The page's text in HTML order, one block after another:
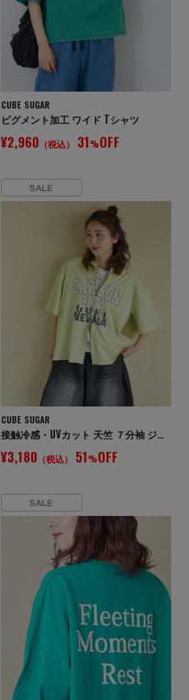
CUBE SUGAR
ピグメント加工 ワイド Tシャツ
¥2,960（税込） 31%OFF
SALE
CUBE SUGAR
接触冷感・UVカット 天竺 ７分袖 ジップ カーディガン
¥3,180（税込） 51%OFF
SALE